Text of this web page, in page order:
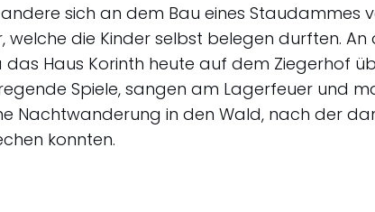
sich an dem Bau eines Staudammes
die Kinder selbst belegen durften.
das Haus Korinth heute auf dem Ziegerhof
Spiele, sangen am Lagerfeuer und
Nachtwanderung in den Wald, nach der
konnten.